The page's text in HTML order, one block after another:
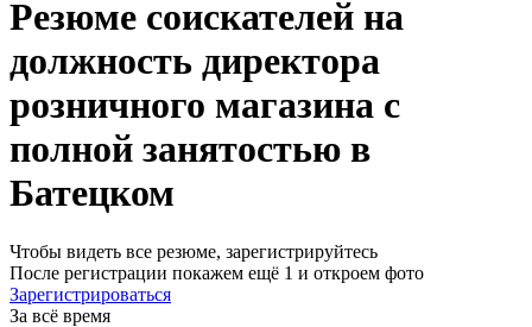
Резюме соискателей на
должность директора
розничного магазина с
полной занятостью в
Батецком
Чтобы видеть все резюме, зарегистрируйтесь
После регистрации покажем ещё 1 и откроем фото
Зарегистрироваться
За всё время